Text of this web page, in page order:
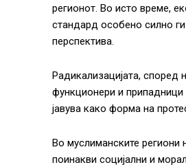
регионот. Во исто време,
стандард особено силно
перспектива.
Радикализацијата, според
функционери и припадници
јавува како форма на
Во муслиманските региони
поинакви социјални и